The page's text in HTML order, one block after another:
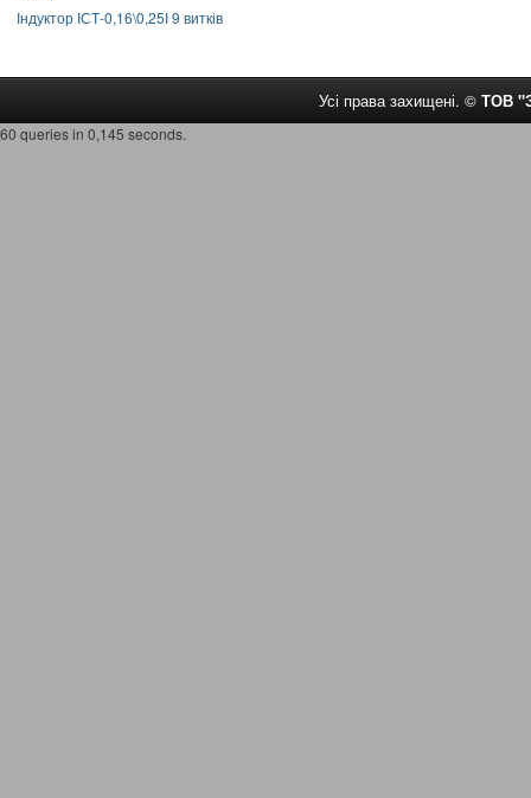
Індуктор ІСТ-0,16\0,25І 9 витків
Усі права захищені. © ТОВ
60 queries in 0,145 seconds.